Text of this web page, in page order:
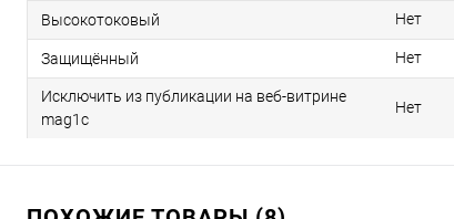
Высокотоковый Нет
Защищённый Нет
Исключить из публикации на веб-витрине
mag1c
Нет